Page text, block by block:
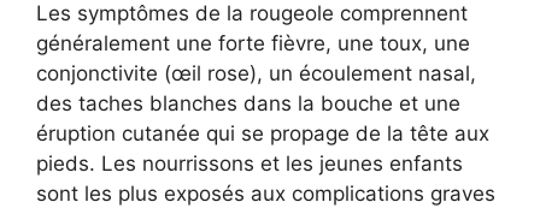
Les symptômes de la rougeole comprennent
généralement une forte fièvre, une toux, une
conjonctivite (œil rose), un écoulement nasal,
des taches blanches dans la bouche et une
éruption cutanée qui se propage de la tête aux
pieds. Les nourrissons et les jeunes enfants
sont les plus exposés aux complications graves